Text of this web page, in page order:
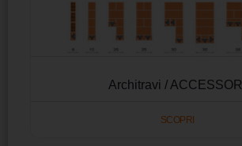
Architravi / ACCESSORI
SCOPRI